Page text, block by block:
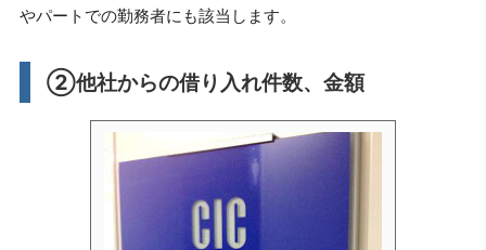
やパートでの勤務者にも該当します。
②他社からの借り入れ件数、金額